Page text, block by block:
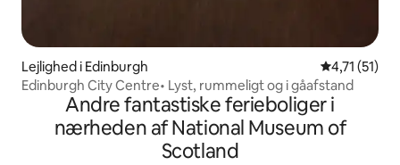
Lejlighed i Edinburgh 4,71 ud af 5
4,71 (51)
Edinburgh City Centre• Lyst, rummeligt og i gåafstand
Andre fantastiske ferieboliger i
nærheden af National Museum of
Scotland